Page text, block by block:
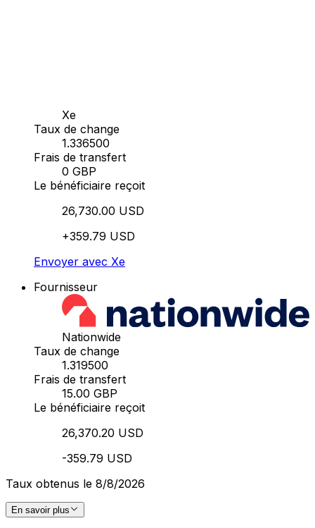
Xe
Taux de change
1.336500
Frais de transfert
0 GBP
Le bénéficiaire reçoit
26,730.00 USD
+359.79 USD
Envoyer avec Xe
Fournisseur
Nationwide
Taux de change
1.319500
Frais de transfert
15.00 GBP
Le bénéficiaire reçoit
26,370.20 USD
-359.79 USD
Taux obtenus le 8/8/2026
En savoir plus